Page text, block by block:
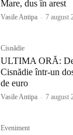
Mare, dus în arest
Vasile Antipa - 7 august
Cisnădie
ULTIMA ORĂ:
Cisnădie într-un
de euro
Vasile Antipa - 7 august
Eveniment